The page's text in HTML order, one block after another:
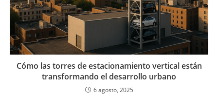
Cómo las torres de estacionamiento vertical están
transformando el desarrollo urbano
6 agosto, 2025